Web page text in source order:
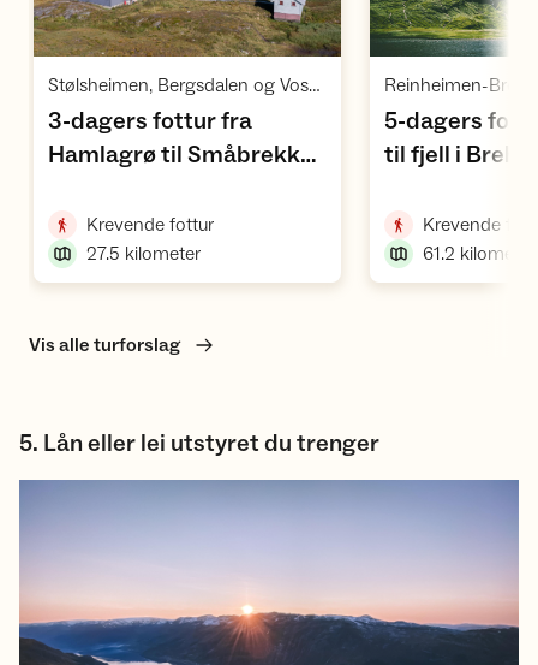
Vis turforslag
Stølsheimen, Bergsdalen og Vossafjelli
3-dagers fottur fra
Hamlagrø til Småbrekke
Krevende fottur,
27.5 kilometer
5-dagers
til fjell i
Krevende
61.2 kilometer
Vis alle turforslag
5. Lån eller lei utstyret du trenger